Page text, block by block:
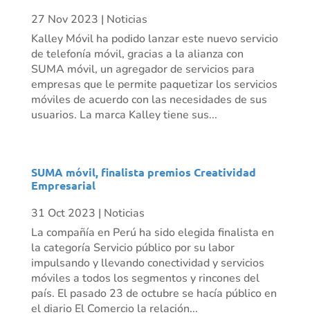
27 Nov 2023 | Noticias
Kalley Móvil ha podido lanzar este nuevo servicio
de telefonía móvil, gracias a la alianza con
SUMA móvil, un agregador de servicios para
empresas que le permite paquetizar los servicios
móviles de acuerdo con las necesidades de sus
usuarios. La marca Kalley tiene sus...
SUMA móvil, finalista premios Creatividad
Empresarial
31 Oct 2023 | Noticias
La compañía en Perú ha sido elegida finalista en
la categoría Servicio público por su labor
impulsando y llevando conectividad y servicios
móviles a todos los segmentos y rincones del
país. El pasado 23 de octubre se hacía público en
el diario El Comercio la relación...